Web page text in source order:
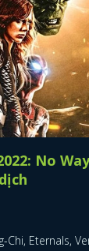
No
Chi, Eternals,